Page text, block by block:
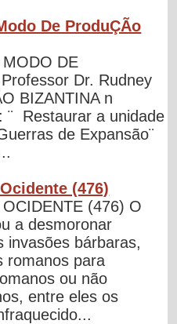
De ProduÇÃo
DE
Dr. Rudney
BIZANTINA n
¨ Restaurar a unidade
de Expansão¨
(476)
(476) O
a desmoronar
invasões bárbaras,
romanos para
ou não
entre eles os